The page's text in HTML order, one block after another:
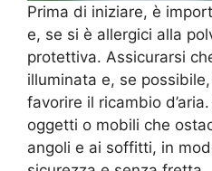
Prima di iniziare, è
e, se si è allergici alla
protettiva. Assicurarsi
illuminata e, se
favorire il ricambio
oggetti o mobili che
angoli e ai soffitti, in